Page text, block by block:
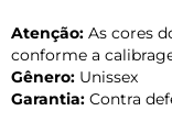
Atenção: As cores
conforme a
Gênero: Unissex
Garantia: Contra